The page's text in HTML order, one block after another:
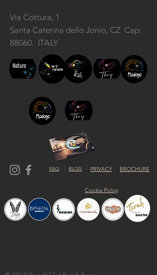
Via Cottura, 1
Santa Caterina dello Jonio, CZ Cap:
88060. ITALY
FAQ BLOG PRIVACY BROCHURE
Cookie Policy